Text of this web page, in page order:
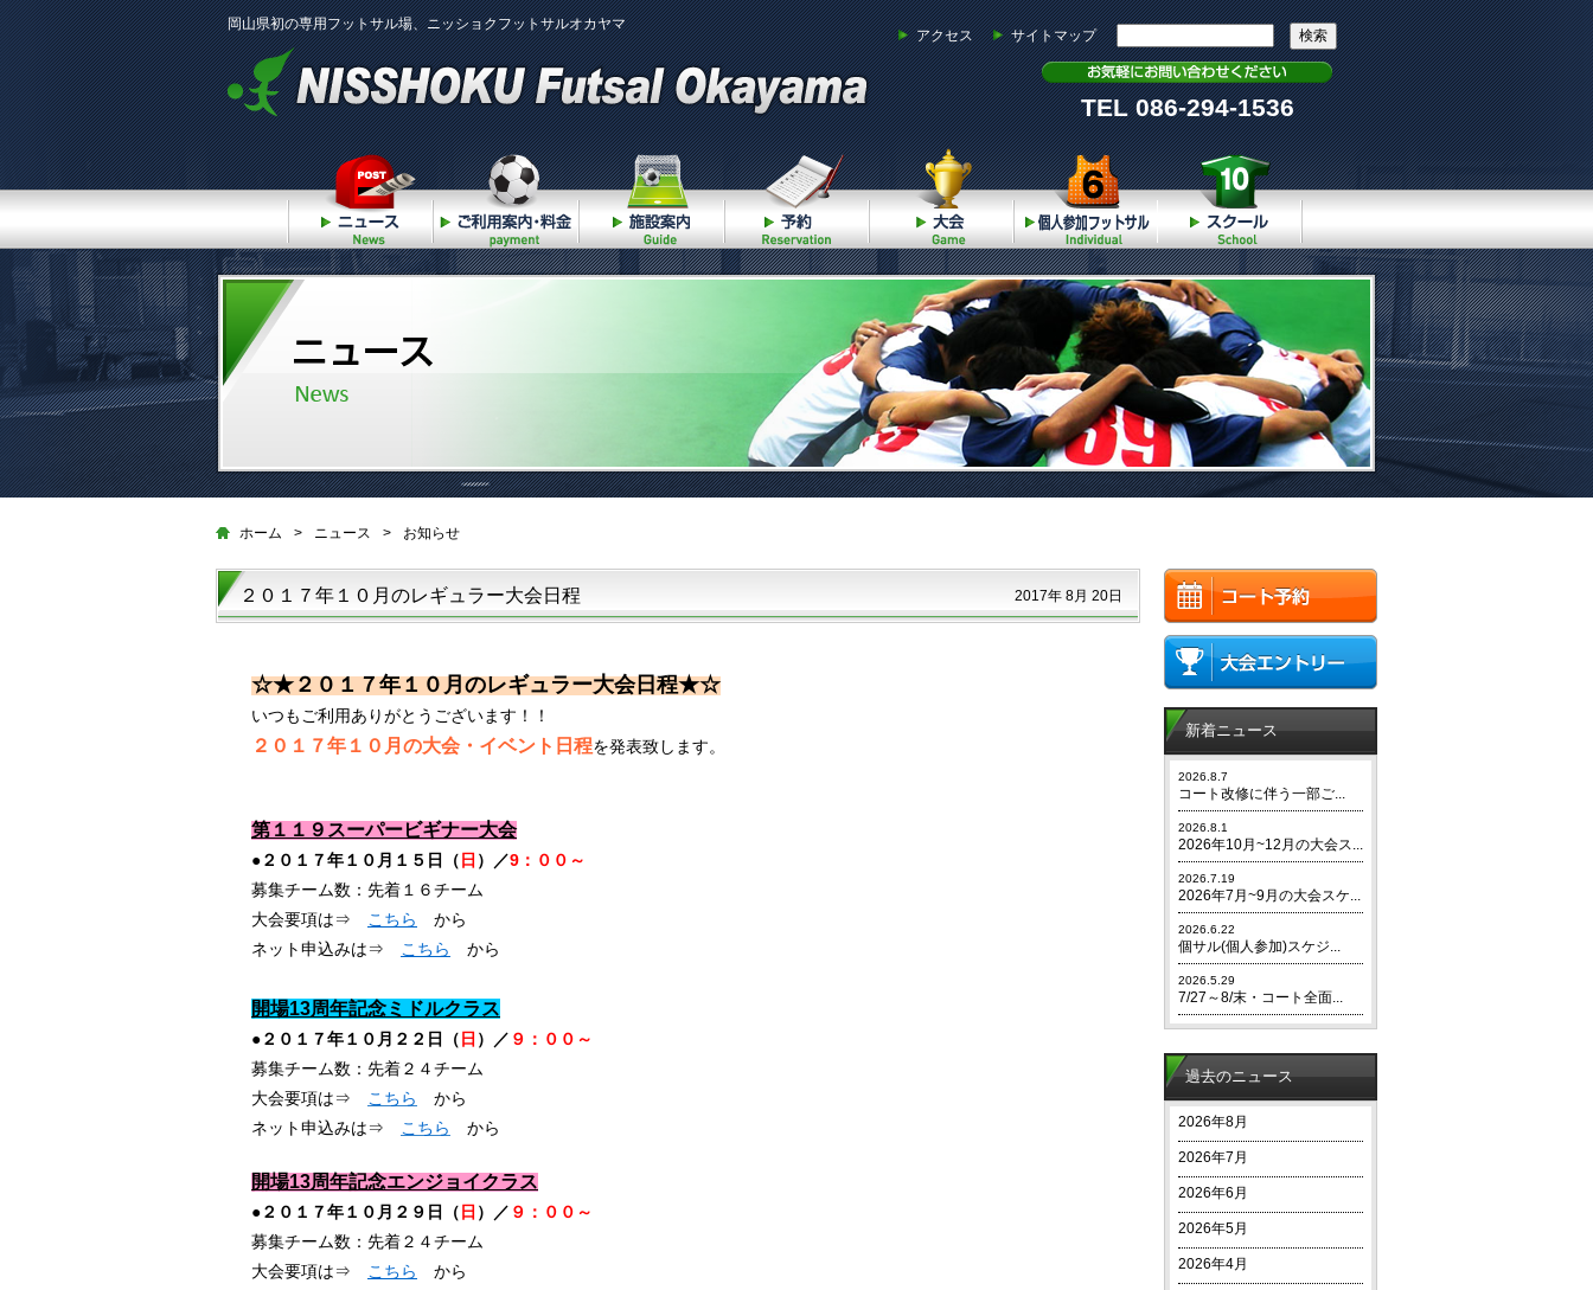
岡山県初の専用フットサル場、ニッショクフットサルオカヤマ
アクセス サイトマップ
TEL 086-294-1536
ニュース ご利用案内・料金 施設案内 予約 大会 個人参加 スクール
ホーム > ニュース > お知らせ
２０１７年１０月のレギュラー大会日程 2017年 8月 20日
☆★２０１７年１０月のレギュラー大会日程★☆
いつもご利用ありがとうございます！！
２０１７年１０ 月の大会・イベント日程を発表致します。
第１１９スーパービギナー大会
●２０１７年１０月１５日（ 日 ）／9：００～
募集チーム数：先着１６チーム
大会要項は⇒
こちら
から
ネット申込みは⇒
こちら から
開場13周年記念ミドルクラス
●２０１７年１０月２２日（ 日 ）／ ９：００～
募集チーム数：先着２４チーム
大会要項は⇒
こちら
から
ネット申込みは⇒
こちら から
開場13周年記念エンジョイクラス
●２０１７年１０月２９日（ 日 ）／ ９：００～
募集チーム数：先着２４チーム
大会要項は⇒
こちら
から
新着ニュース
2026.8.7
コート改修に伴う一部ご...
2026.8.1
2026年10月~12月の大会ス...
2026.7.19
2026年7月~9月の大会スケ...
2026.6.22
個サル(個人参加)スケジ...
2026.5.29
7/27～8/末・コート全面...
過去のニュース
2026年8月
2026年7月
2026年6月
2026年5月
2026年4月